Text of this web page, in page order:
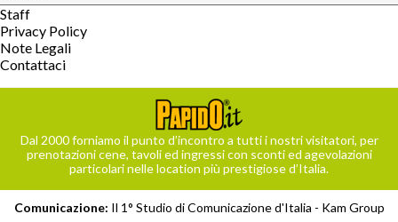
Staff
Privacy Policy
Note Legali
Contattaci
Dal 2000 forniamo il punto d’incontro a tutti i nostri visitatori, per
prenotazioni cene, tavoli ed ingressi con sconti ed agevolazioni
particolari nelle location più prestigiose d’Italia.
Comunicazione: Il 1° Studio di Comunicazione d'Italia - Kam Group